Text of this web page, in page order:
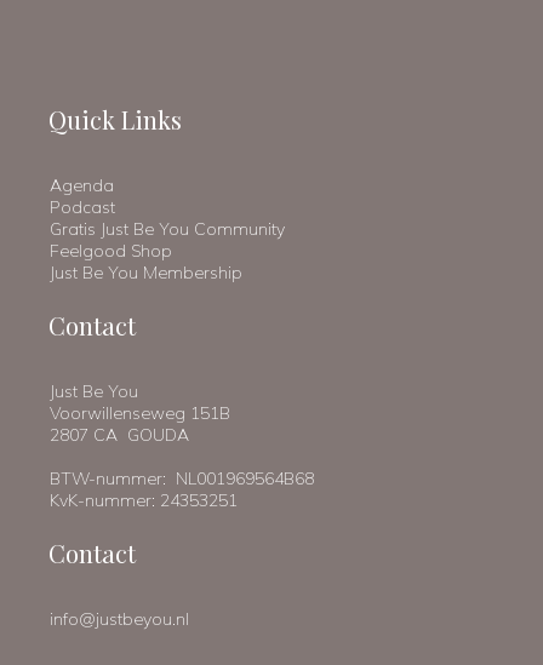
Quick Links
Agenda
Podcast
Gratis Just Be You Community
Feelgood Shop
Just Be You Membership
Contact
Just Be You
Voorwillenseweg 151B
2807 CA GOUDA
BTW-nummer: NL001969564B68
KvK-nummer: 24353251
Contact
info@justbeyou.nl